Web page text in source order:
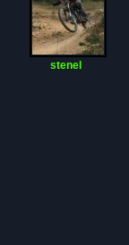
stenel